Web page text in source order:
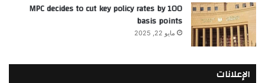
MPC decides to cut key policy rates by 100
basis points
مايو 22, 2025
الإعلانات